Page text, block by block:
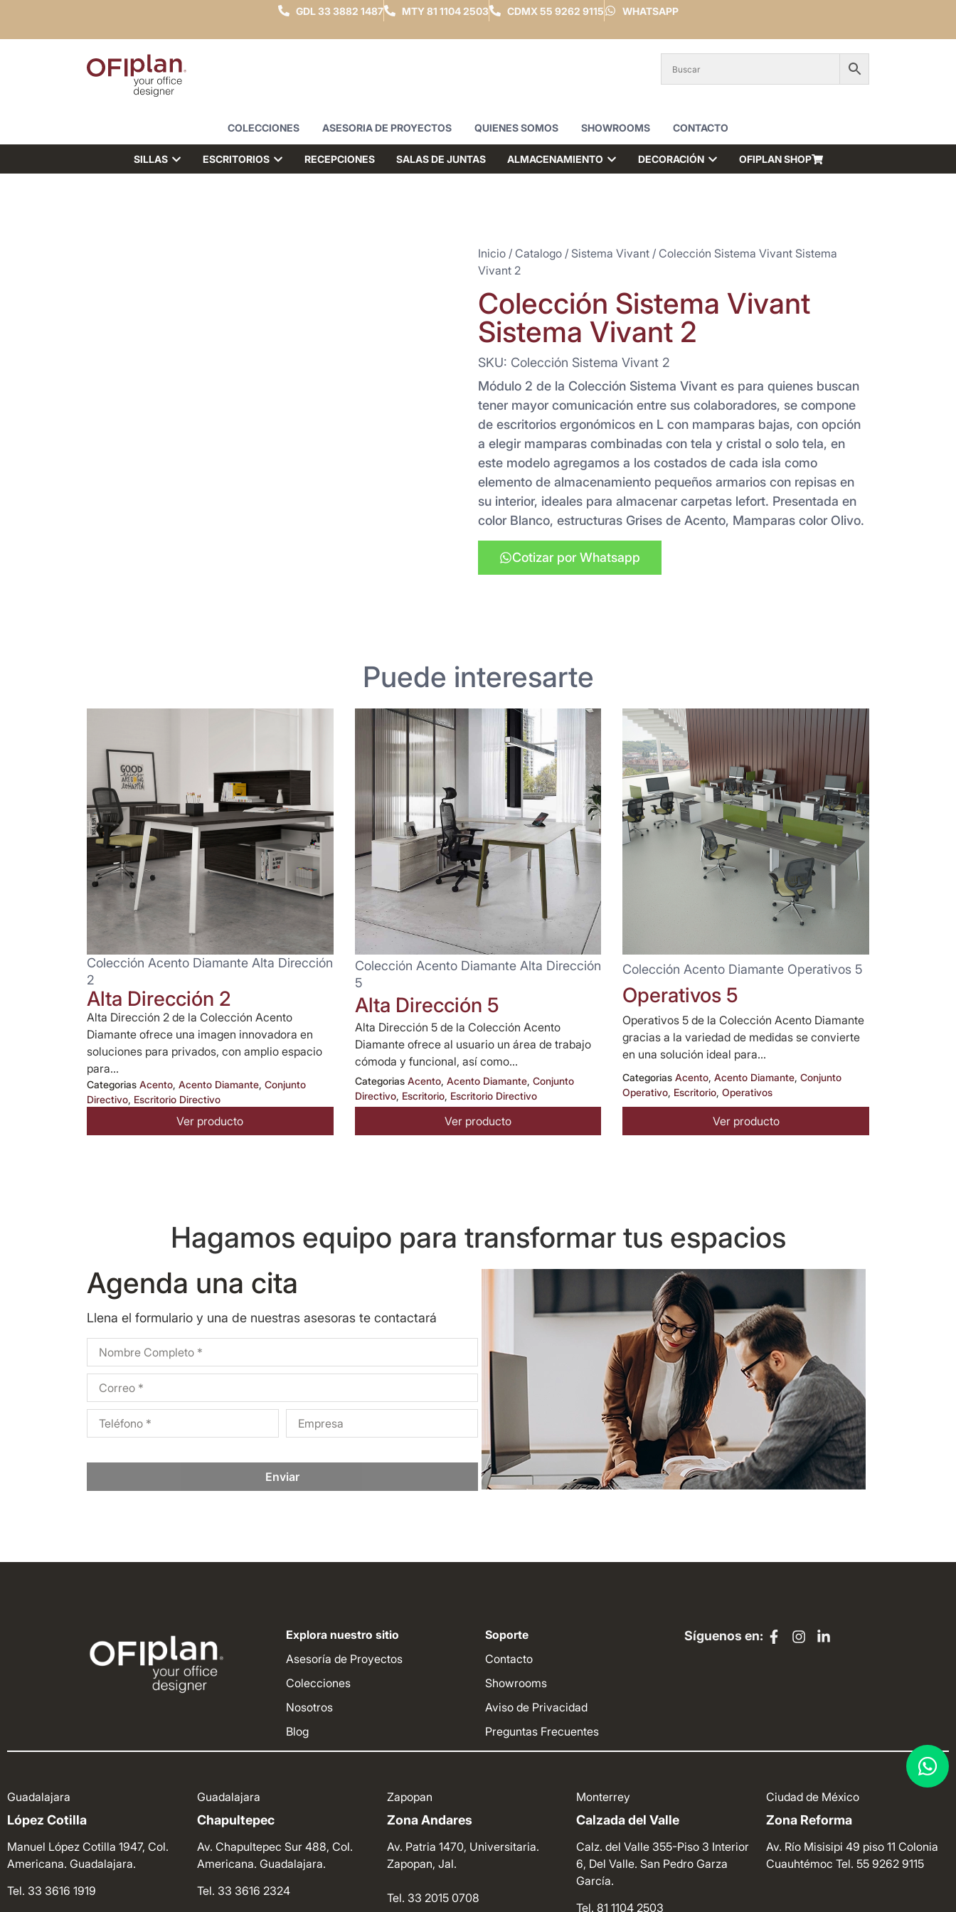
GDL33 3882 1487 MTY81 1104 2503 CDMX 55 9262 9115 WHATSAPP
COLECCIONES ASESORIA DE PROYECTOS QUIENES SOMOS SHOWROOMS CONTACTO
SILLAS ESCRITORIOS RECEPCIONES SALAS DE JUNTAS ALMACENAMIENTO DECORACIÓN OFIPLAN SHOP
Inicio / Catalogo / Sistema Vivant / Colección Sistema Vivant Sistema
Vivant 2
Colección Sistema Vivant
Sistema Vivant 2
SKU: Colección Sistema Vivant 2
Módulo 2 de la Colección Sistema Vivant es para quienes buscan
tener mayor comunicación entre sus colaboradores, se compone
de escritorios ergonómicos en L con mamparas bajas, con opción
a elegir mamparas combinadas con tela y cristal o solo tela, en
este modelo agregamos a los costados de cada isla como
elemento de almacenamiento pequeños armarios con repisas en
su interior, ideales para almacenar carpetas lefort. Presentada en
color Blanco, estructuras Grises de Acento, Mamparas color Olivo.
Cotizar por Whatsapp
Puede interesarte
Colección Acento Diamante Alta Dirección
2
Alta Dirección 2
Alta Dirección 2 de la Colección Acento
Diamante ofrece una imagen innovadora en
soluciones para privados, con amplio espacio
para...
Categorias Acento, Acento Diamante, Conjunto
Directivo, Escritorio Directivo
Ver producto
Colección Acento Diamante Alta Dirección
5
Alta Dirección 5
Alta Dirección 5 de la Colección Acento
Diamante ofrece al usuario un área de trabajo
cómoda y funcional, así como...
Categorias Acento, Acento Diamante, Conjunto
Directivo, Escritorio, Escritorio Directivo
Ver producto
Colección Acento Diamante Operativos 5
Operativos 5
Operativos 5 de la Colección Acento Diamante
gracias a la variedad de medidas se convierte
en una solución ideal para...
Categorias Acento,Acento Diamante,Conjunto
Operativo, Escritorio,Operativos
Ver producto
Hagamos equipo para transformar tus espacios
Agenda una cita
Llena el formulario y una de nuestras asesoras te contactará
Enviar
Explora nuestro sitio
Asesoría de Proyectos
Colecciones
Nosotros
Blog
Soporte
Contacto
Showrooms
Aviso de Privacidad
Preguntas Frecuentes
Síguenos en:
Guadalajara
López Cotilla
Manuel López Cotilla 1947, Col.
Americana. Guadalajara.
Tel. 33 3616 1919
Guadalajara
Chapultepec
Av. Chapultepec Sur 488, Col.
Americana. Guadalajara.
Tel. 33 3616 2324
Zapopan
Zona Andares
Av. Patria 1470, Universitaria.
Zapopan, Jal.
Tel. 33 2015 0708
Monterrey
Calzada del Valle
Calz. del Valle 355-Piso 3 Interior
6, Del Valle. San Pedro Garza
García.
Tel. 81 1104 2503
Ciudad de México
Zona Reforma
Av. Río Misisipi 49 piso 11 Colonia
CuauhtémocTel. 55 9262 9115